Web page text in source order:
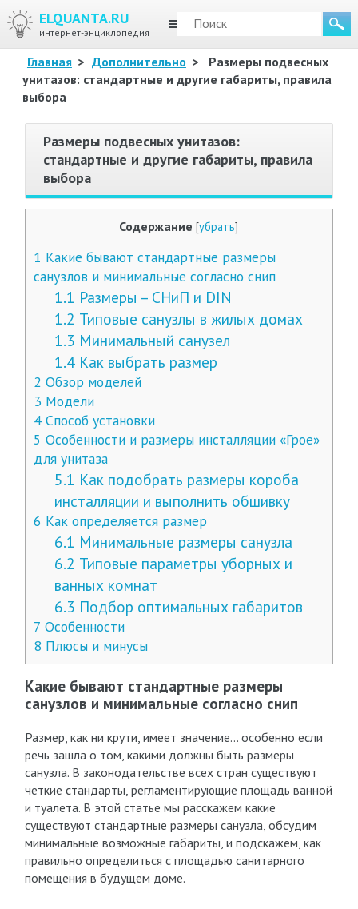
ELQUANTA.RU
интернет-энциклопедия
МЕНЮ
Главная > Дополнительно >
Размеры подвесных
унитазов: стандартные и другие габариты, правила
выбора
Размеры подвесных унитазов:
стандартные и другие габариты, правила
выбора
Содержание [убрать]
1 Какие бывают стандартные размеры
санузлов и минимальные согласно снип
1.1 Размеры – СНиП и DIN
1.2 Типовые санузлы в жилых домах
1.3 Минимальный санузел
1.4 Как выбрать размер
2 Обзор моделей
3 Модели
4Способ установки
5 Особенности и размеры инсталляции «Грое»
для унитаза
5.1 Как подобрать размеры короба
инсталляции и выполнить обшивку
6 Как определяется размер
6.1 Минимальные размеры санузла
6.2 Типовые параметры уборных и
ванных комнат
6.3 Подбор оптимальных габаритов
7 Особенности
8 Плюсы и минусы
Какие бывают стандартные размеры
санузлов и минимальные согласно снип
Размер, как ни крути, имеет значение… особенно если
речь зашла о том, какими должны быть размеры
санузла. В законодательстве всех стран существуют
четкие стандарты, регламентирующие площадь ванной
и туалета. В этой статье мы расскажем какие
существуют стандартные размеры санузла, обсудим
минимальные возможные габариты, и подскажем, как
правильно определиться с площадью санитарного
помещения в будущем доме.